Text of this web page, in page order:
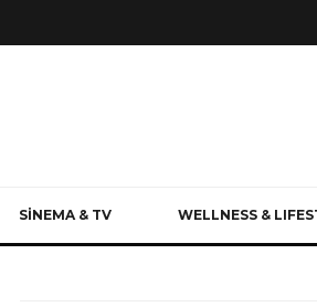
SİNEMA & TV WELLNESS &